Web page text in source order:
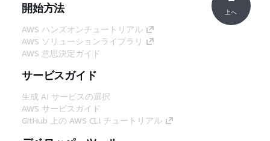
開始方法
AWS ハンズオンチュートリアル
AWS ソリューションライブラリ
AWS 意思決定ガイド
サービスガイド
生成 AI サービスの選択
AWS サービスガイド
GitHub 上の AWS CLI チュートリアル
上へ